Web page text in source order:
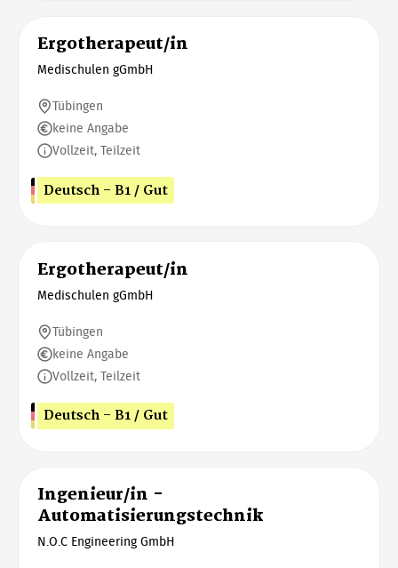
Ergotherapeut/in
Medischulen gGmbH
Tübingen
keine Angabe
Vollzeit, Teilzeit
Deutsch - B1 / Gut
Ergotherapeut/in
Medischulen gGmbH
Tübingen
keine Angabe
Vollzeit, Teilzeit
Deutsch - B1 / Gut
Ingenieur/in -
Automatisierungstechnik
N.O.C Engineering GmbH